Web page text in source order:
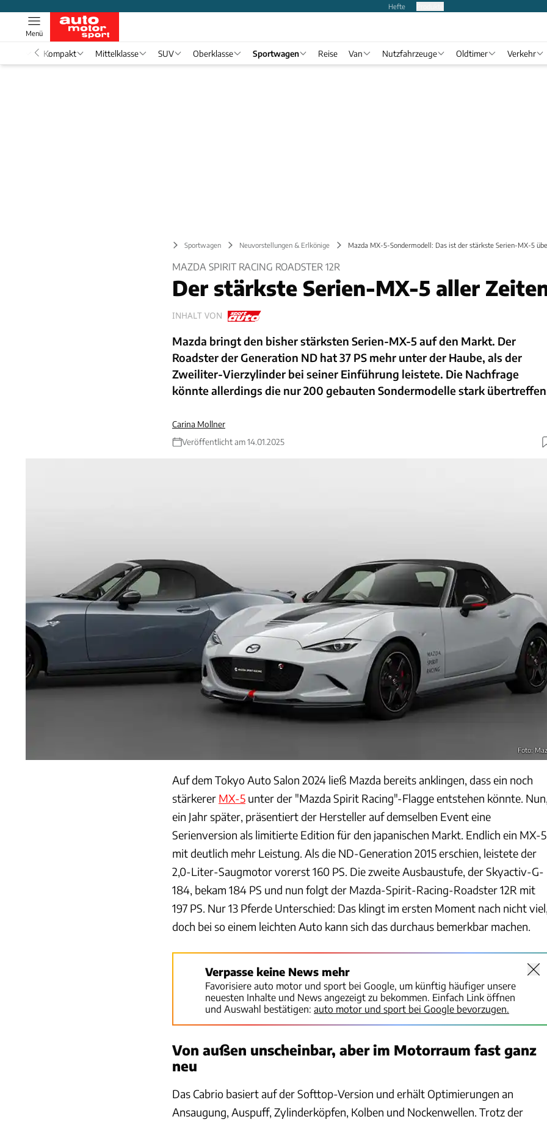
Hefte
Menü
Kompakt Mittelklasse SUV Oberklasse Sportwagen Reise Van Nutzfahrzeuge Oldtimer Verkehr
Sportwagen Neuvorstellungen & Erlkönige Mazda MX-5-Sondermodell: Das ist der stärkste Serien-MX-5
MAZDA SPIRIT RACING ROADSTER 12R
Der stärkste Serien-MX-5 aller
INHALT VON
Mazda bringt den bisher stärksten Serien-MX-5 auf den Markt. Der
Roadster der Generation ND hat 37 PS mehr unter der Haube, als der
Zweiliter-Vierzylinder bei seiner Einführung leistete. Die Nachfrage
könnte allerdings die nur 200 gebauten Sondermodelle stark
Carina Mollner
Veröffentlicht am 14.01.2025
Foto:
Auf dem Tokyo Auto Salon 2024 ließ Mazda bereits anklingen, dass ein noch
stärkerer MX-5 unter der "Mazda Spirit Racing"-Flagge entstehen könnte.
ein Jahr später, präsentiert der Hersteller auf demselben Event eine
Serienversion als limitierte Edition für den japanischen Markt. Endlich ein MX-5
mit deutlich mehr Leistung. Als die ND-Generation 2015 erschien, leistete der
2,0-Liter-Saugmotor vorerst 160 PS. Die zweite Ausbaustufe, der Skyactiv-G-
184, bekam 184 PS und nun folgt der Mazda-Spirit-Racing-Roadster 12R mit
197 PS. Nur 13 Pferde Unterschied: Das klingt im ersten Moment nach nicht
doch bei so einem leichten Auto kann sich das durchaus bemerkbar machen.
Verpasse keine News mehr
Favorisiere auto motor und sport bei Google, um künftig häufiger unsere
neuesten Inhalte und News angezeigt zu bekommen. Einfach Link öffnen
und Auswahl bestätigen: auto motor und sport bei Google bevorzugen.
Von außen unscheinbar, aber im Motorraum fast ganz
neu
Das Cabrio basiert auf der Softtop-Version und erhält Optimierungen an
Ansaugung, Auspuff, Zylinderköpfen, Kolben und Nockenwellen. Trotz der